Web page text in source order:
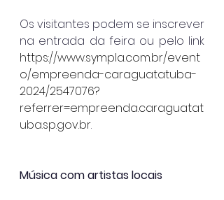
Os visitantes podem se inscrever
https://www.sympla.com.br/event
o/empreenda-caraguatatuba-
2024/2547076?
referrer=empreenda.caraguatat
uba.sp.gov.br.
Música com artistas locais